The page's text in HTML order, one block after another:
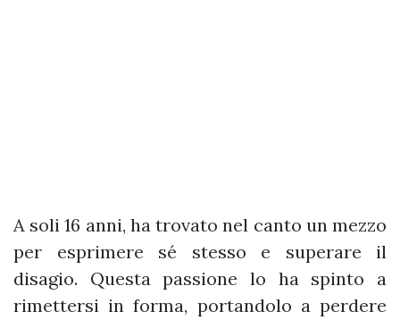
A soli 16 anni, ha trovato nel canto un mezzo
per esprimere sé stesso e superare il
disagio. Questa passione lo ha spinto a
rimettersi in forma, portandolo a perdere